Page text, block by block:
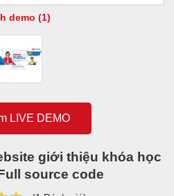
demo (1)
LIVE DEMO
giới thiệu khóa học
source code